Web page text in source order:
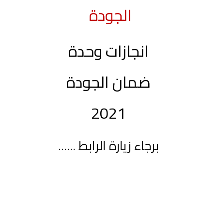
الجودة
انجازات وحدة
ضمان الجودة
2021
برجاء زيارة الرابط ......